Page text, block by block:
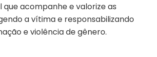
acompanhe e valorize as
a vítima e responsabilizando
e violência de gênero.